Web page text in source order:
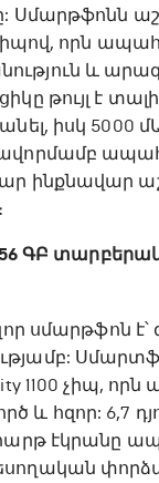
Սմարթֆոնն
որն
և
թույլ է
իսկ 5000
ինքնավար
ԳԲ
սմարթֆոն
1100 չիպ, որն
հզոր: 6,7
հարթ էկրանը